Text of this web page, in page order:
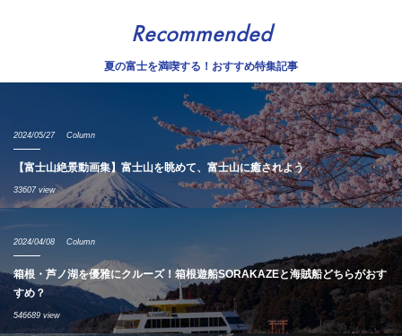
Recommended
夏の富士を満喫する！おすすめ特集記事
2024/05/27 Column
【富士山絶景動画集】富士山を眺めて、富士山に癒されよう
33607 view
2024/04/08 Column
箱根・芦ノ湖を優雅にクルーズ！箱根遊船SORAKAZEと海賊船どちらがおす
すめ？
546689 view